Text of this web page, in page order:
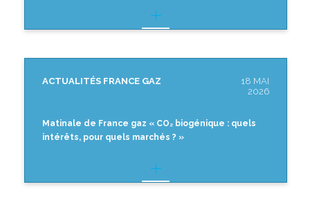
ACTUALITÉS FRANCE GAZ
18 MAI
2026
Matinale de France gaz « CO₂ biogénique : quels
intérêts, pour quels marchés ? »